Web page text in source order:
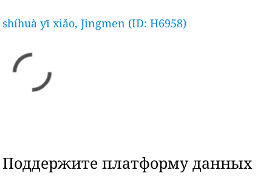
shíhuà yī xiǎo, Jingmen (ID: H6958)
Поддержите платформу данных